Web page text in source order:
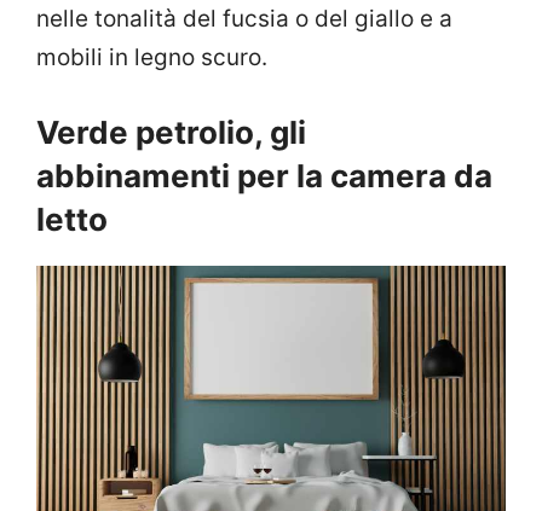
nelle tonalità del fucsia o del giallo e a
mobili in legno scuro.
Verde petrolio, gli
abbinamenti per la camera da
letto